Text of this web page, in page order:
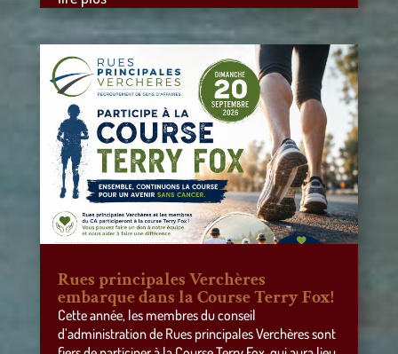
Rues principales Verchères
embarque dans la Course Terry Fox!
Cette année, les membres du conseil
d’administration de Rues principales Verchères sont